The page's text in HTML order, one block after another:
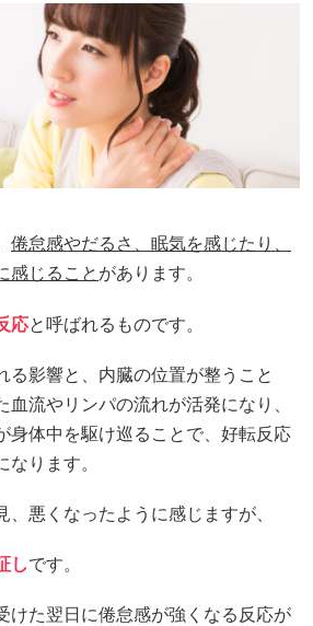
倦怠感やだるさ、眠気を感じたり、
感じること があります。
応と呼ばれるものです。
る影響と、内臓の位置が整うこと
血流やリンパの流れが活発になり、
身体中を駆け巡ることで、好転反応
なります。
、悪くなったように感じますが、
しです。
けた翌日に倦怠感が強くなる反応が